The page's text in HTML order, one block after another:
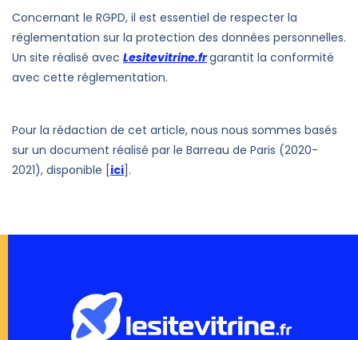
Concernant le RGPD, il est essentiel de respecter la
réglementation sur la protection des données personnelles.
Un site réalisé avec Lesitevitrine.frgarantit la conformité
avec cette réglementation.
Pour la rédaction de cet article, nous nous sommes basés
sur un document réalisé par le Barreau de Paris (2020-
2021), disponible [ici].